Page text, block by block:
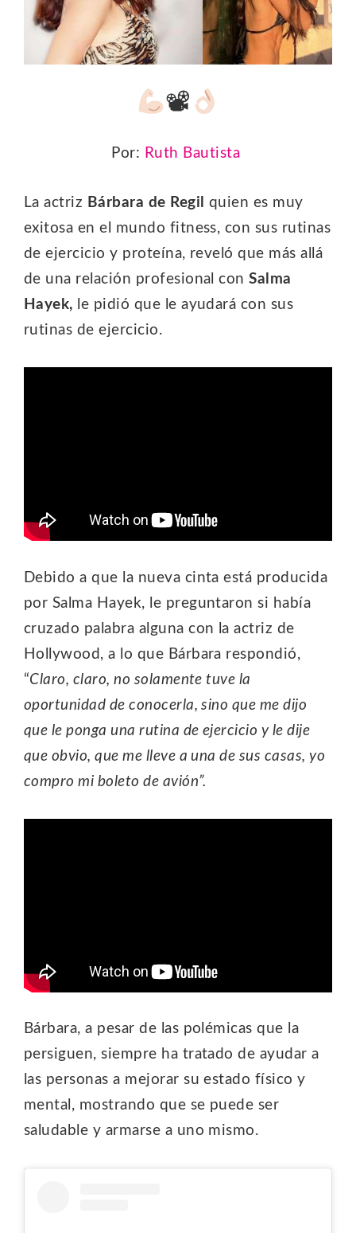
📽
Por: Ruth Bautista
La actriz Bárbara de Regil
quien es muy
exitosa en el mundo fitness, con sus rutinas
de ejercicio y proteína, reveló que más allá
de una relación profesional conSalma
Hayek, le pidió que le ayudará con sus
rutinas de ejercicio.
Debido a que la nueva cinta está producida
por Salma Hayek, le preguntaron si había
cruzado palabra alguna con la actriz de
Hollywood, a lo que Bárbara respondió,
“Claro, claro, no solamente tuve la
oportunidad de conocerla, sino que me dijo
que le ponga una rutina de ejercicio y le dije
que obvio, que me lleve a una de sus casas, yo
compro mi boleto de avión”.
Bárbara, a pesar de las polémicas que la
persiguen, siempre ha tratado de ayudar a
las personas a mejorar su estado físico y
mental, mostrando que se puede ser
saludable y armarse a uno mismo.